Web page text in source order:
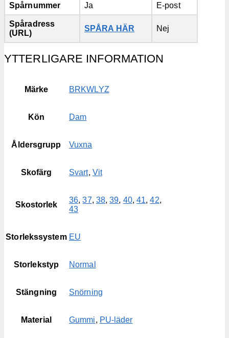
Spårnummer Ja E-post
Spåradress
(URL)
SPÅRA HÄR Nej
YTTERLIGARE INFORMATION
Märke BRKWLYZ
Kön Dam
Åldersgrupp Vuxna
Skofärg Svart, Vit
Skostorlek
36,37, 38,39, 40,41,42,
43
Storlekssystem EU
Storlekstyp Normal
Stängning Snörning
Material Gummi, PU-läder